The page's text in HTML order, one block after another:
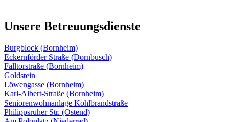
Unsere Betreuungsdienste
Burgblock (Bornheim)
Eckernförder Straße (Dornbusch)
Falltorstraße (Bornheim)
Goldstein
Löwengasse (Bornheim)
Karl-Albert-Straße (Bornheim)
Seniorenwohnanlage Kohlbrandstraße
Philippsruher Str. (Ostend)